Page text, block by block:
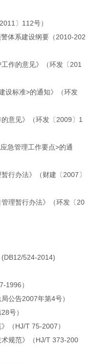
〕112号）
体系建设纲要（2010-202
作的意见》（环发〔201
设标准>的通知》（环发
意见》（环发〔2009〕1
急管理工作要点>的通
行办法》（财建〔2007〕
管理暂行办法》（环发〔20
(DB12/524-2014)
1996）
公告2007年第4号）
号）
（HJ/T 75-2007）
术规范》（HJ/T 373-200